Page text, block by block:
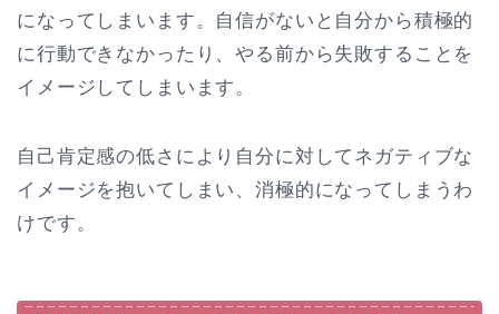
になってしまいます。自信がないと自分から積極的
に行動できなかったり、やる前から失敗することを
イメージしてしまいます。
自己肯定感の低さにより自分に対してネガティブな
イメージを抱いてしまい、消極的になってしまうわ
けです。